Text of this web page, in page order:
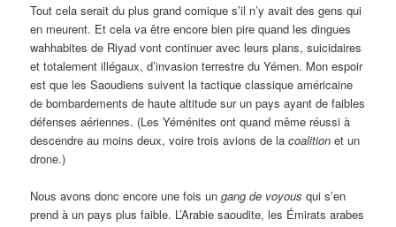
Tout cela serait du plus grand comique s’il n’y avait des gens qui
en meurent. Et cela va être encore bien pire quand les dingues
wahhabites de Riyad vont continuer avec leurs plans, suicidaires
et totalement illégaux, d’invasion terrestre du Yémen. Mon espoir
est que les Saoudiens suivent la tactique classique américaine
de bombardements de haute altitude sur un pays ayant de faibles
défenses aériennes. (Les Yéménites ont quand même réussi à
descendre au moins deux, voire trois avions de lacoalition et un
drone.)
Nous avons donc encore une fois ungang de voyous qui s’en
prend à un pays plus faible. L’Arabie saoudite, les Émirats arabes